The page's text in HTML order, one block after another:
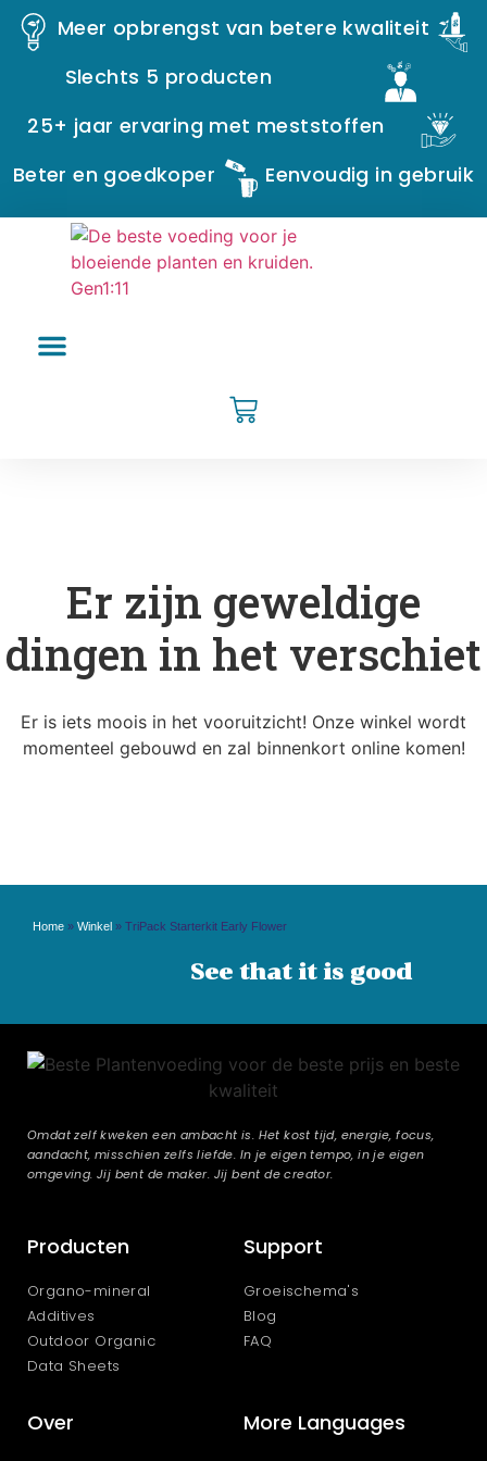
Meer opbrengst van betere kwaliteit
Slechts 5 producten
25+ jaar ervaring met meststoffen
Beter en goedkoper
Eenvoudig in gebruik
Er zijn geweldige
dingen in het verschiet
Er is iets moois in het vooruitzicht! Onze winkel wordt
momenteel gebouwd en zal binnenkort online komen!
Home » Winkel » TriPack Starterkit Early Flower
See that it is good
Omdat zelf kweken een ambacht is. Het kost tijd, energie, focus,
aandacht, misschien zelfs liefde. In je eigen tempo, in je eigen
omgeving. Jij bent de maker. Jij bent de creator.
Producten
Organo-mineral
Additives
Outdoor Organic
Data Sheets
Support
Groeischema's
Blog
FAQ
Over More Languages